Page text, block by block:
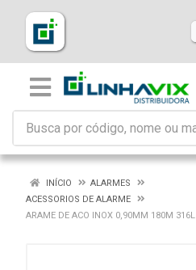
INÍCIO
ALARMES
ACESSORIOS DE ALARME
ARAME DE ACO INOX 0,90MM 180M 316L